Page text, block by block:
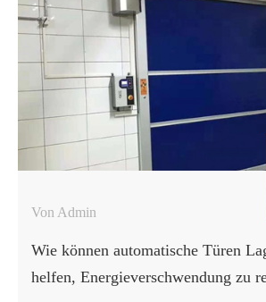
der Lieferant zwar möglicherweise die
übersieht aber die Betriebsbedingungen,
Konfiguration bestimmen. Dieser Artikel
PVC-Schnelllauftür als
allgemeines Nutzenthema. Ziel ist es,
klarere Standortinformationen zu
GUDESEN oder einen anderen
Von Admin
Wie können automatische Türen
helfen, Energieverschwendung zu